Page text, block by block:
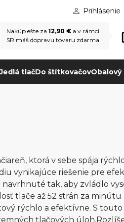
Prihlásenie
Nakúp ešte za 12,90 € a v rámci
SR máš dopravu tovaru zdarma.
tlačDo štítkovačovObalový
ktorá v sebe spája
vynikajúce riešenie pre
navrhnuté tak, aby zvládlo
tlače až 52 strán za minútu
rýchlo a efektívne. S
tlačových